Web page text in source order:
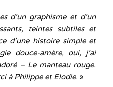
d’un graphisme et d’un
teintes subtiles et
d’une histoire simple et
douce-amère, oui, j’ai
– Le manteau rouge.
à Philippe et Elodie. »